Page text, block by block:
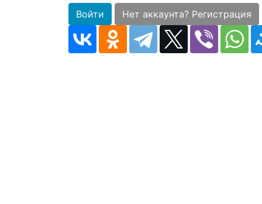
Войти Нет аккаунта? Регистрация